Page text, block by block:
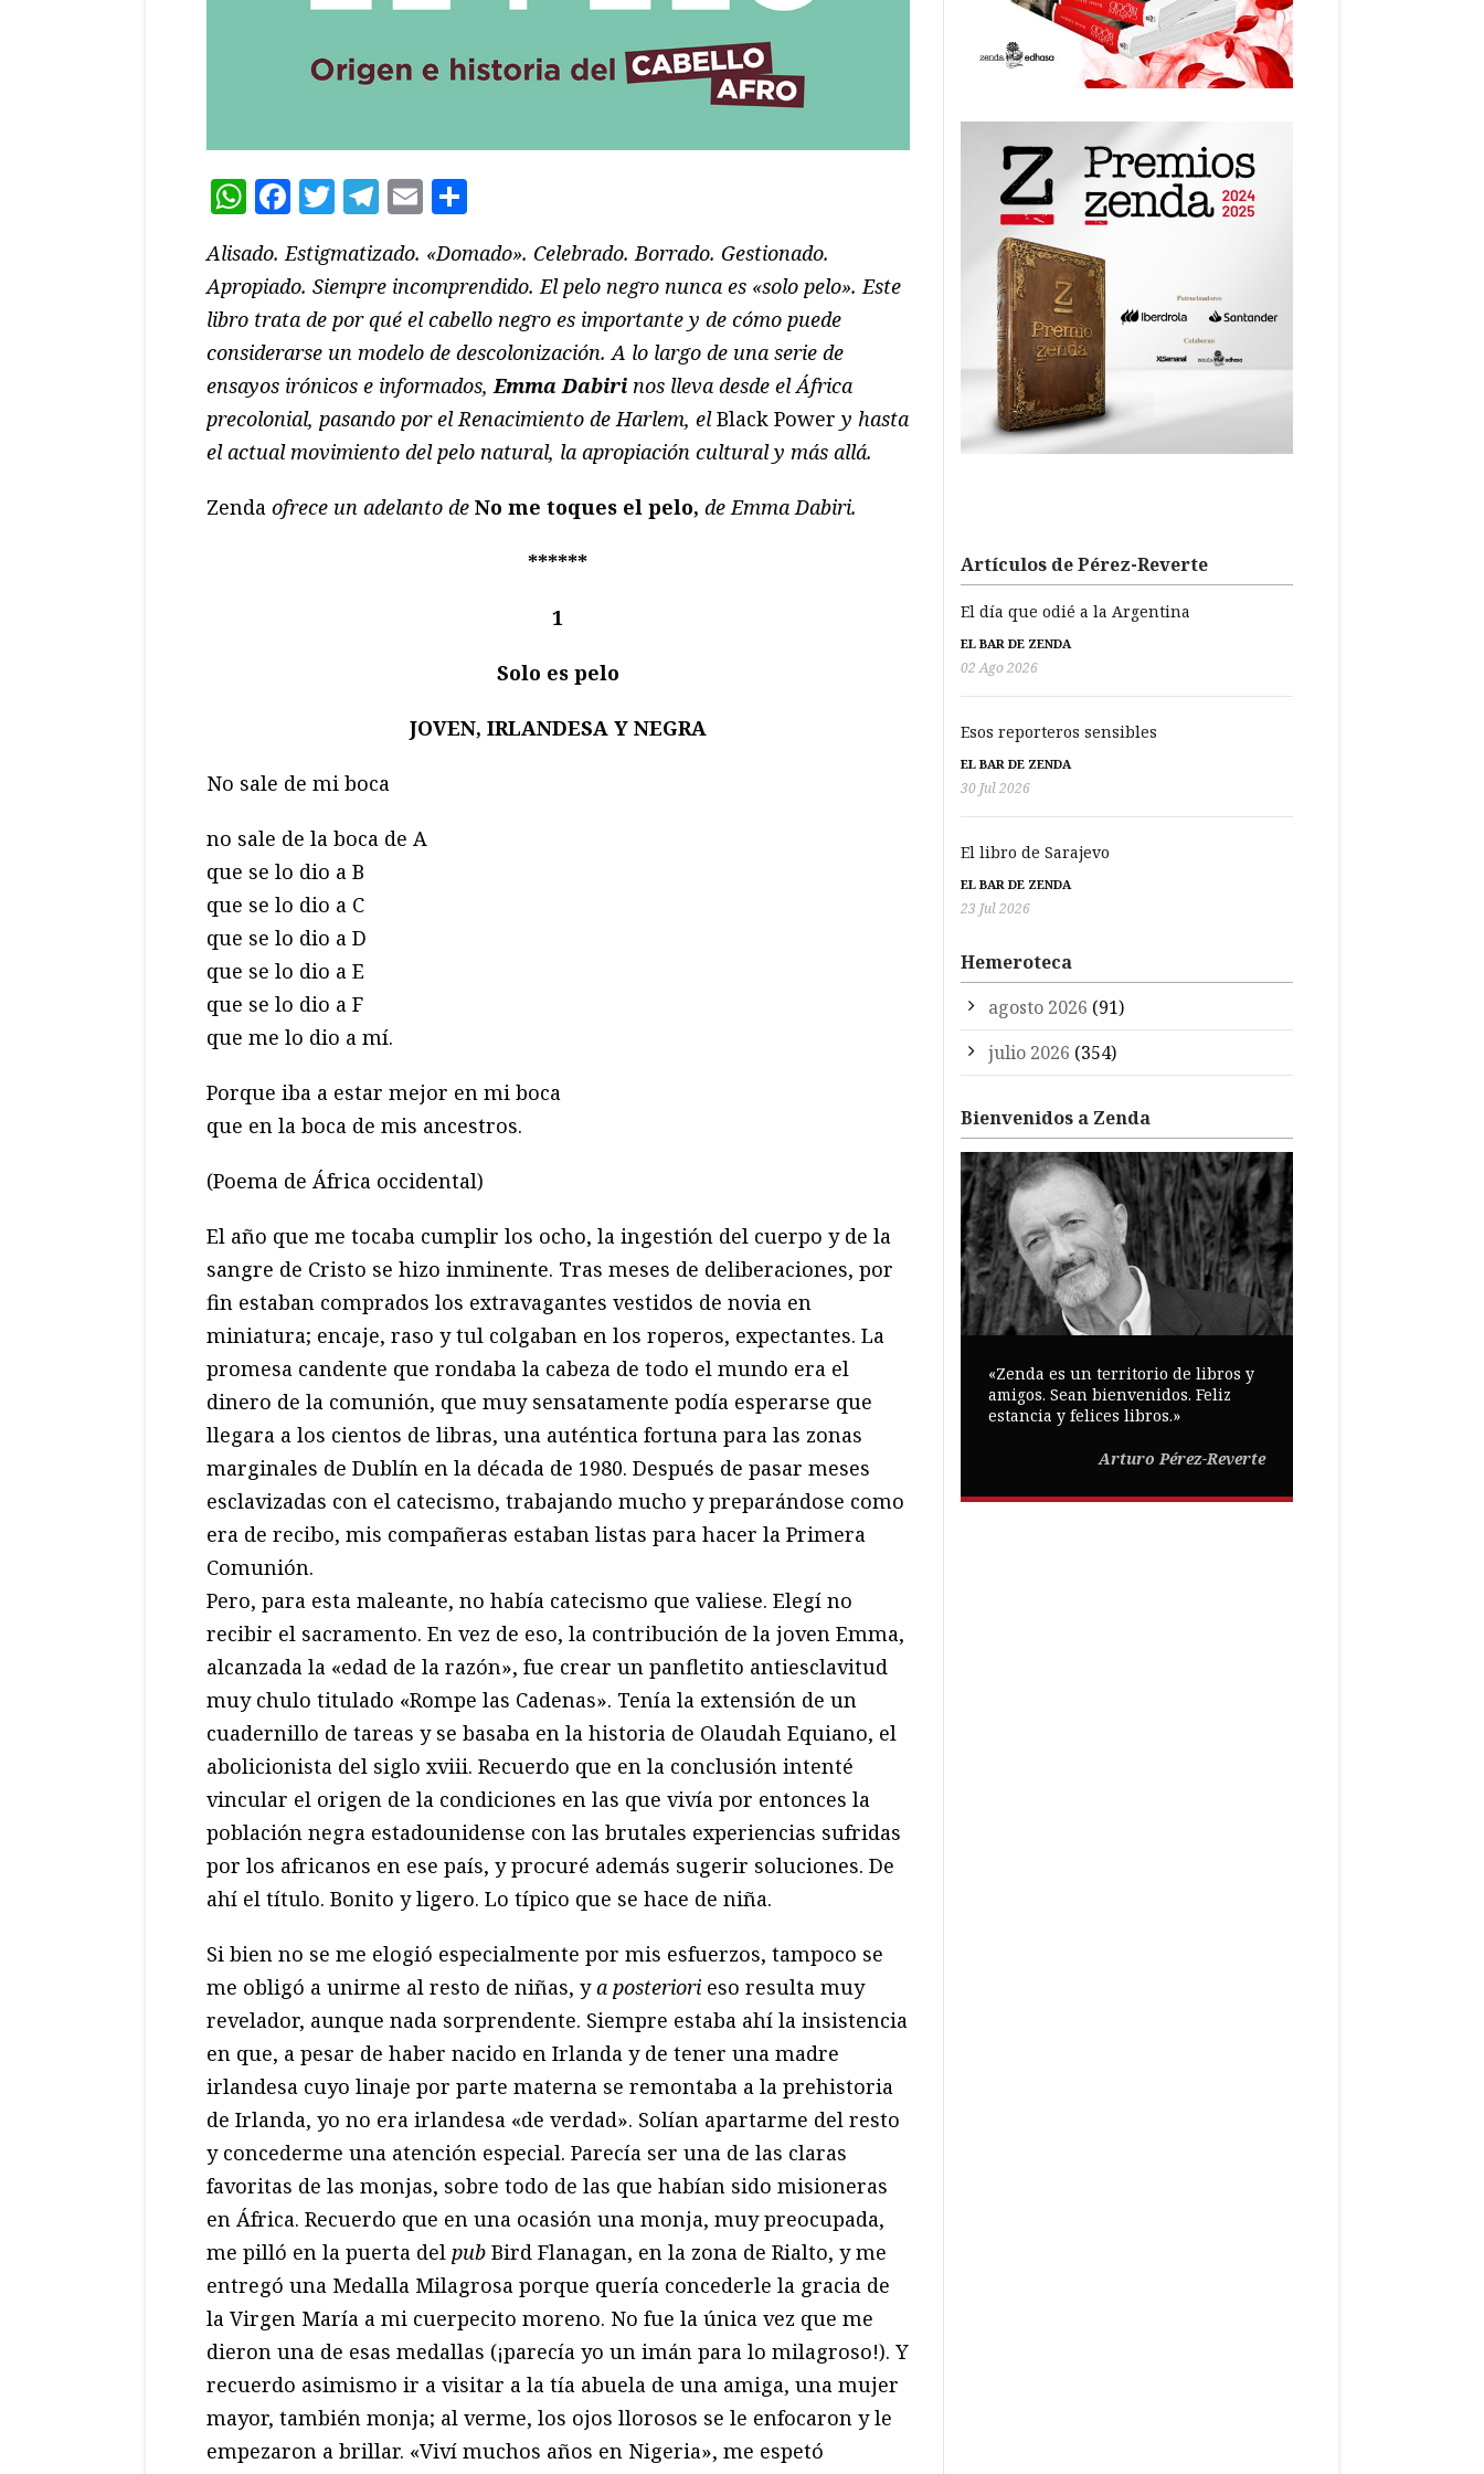
WhatsApp
Facebook
Twitter
Telegram
Email
Alisado. Estigmatizado. «Domado». Celebrado. Borrado. Gestionado.
Apropiado. Siempre incomprendido. El pelo negro nunca es «solo pelo». Este
libro trata de por qué el cabello negro es importante y de cómo puede
considerarse un modelo de descolonización. A lo largo de una serie de
ensayos irónicos e informados,Emma Dabiri nos lleva desde el África
precolonial, pasando por el Renacimiento de Harlem, elBlack Power y hasta
el actual movimiento del pelo natural, la apropiación cultural y más allá.
Zenda ofrece un adelanto de No me toques el pelo, de Emma Dabiri.
******
1
Solo es pelo
JOVEN, IRLANDESA Y NEGRA
No sale de mi boca
no sale de la boca de A
que se lo dio a B
que se lo dio a C
que se lo dio a D
que se lo dio a E
que se lo dio a F
que me lo dio a mí.
Porque iba a estar mejor en mi boca
que en la boca de mis ancestros.
(Poema de África occidental)
El año que me tocaba cumplir los ocho, la ingestión del cuerpo y de la
sangre de Cristo se hizo inminente. Tras meses de deliberaciones, por
fin estaban comprados los extravagantes vestidos de novia en
miniatura; encaje, raso y tul colgaban en los roperos, expectantes. La
promesa candente que rondaba la cabeza de todo el mundo era el
dinero de la comunión, que muy sensatamente podía esperarse que
llegara a los cientos de libras, una auténtica fortuna para las zonas
marginales de Dublín en la década de 1980. Después de pasar meses
esclavizadas con el catecismo, trabajando mucho y preparándose como
era de recibo, mis compañeras estaban listas para hacer la Primera
Comunión.
Pero, para esta maleante, no había catecismo que valiese. Elegí no
recibir el sacramento. En vez de eso, la contribución de la joven Emma,
alcanzada la «edad de la razón», fue crear un panfletito antiesclavitud
muy chulo titulado «Rompe las Cadenas». Tenía la extensión de un
cuadernillo de tareas y se basaba en la historia de Olaudah Equiano, el
abolicionista del siglo xviii. Recuerdo que en la conclusión intenté
vincular el origen de la condiciones en las que vivía por entonces la
población negra estadounidense con las brutales experiencias sufridas
por los africanos en ese país, y procuré además sugerir soluciones. De
ahí el título. Bonito y ligero. Lo típico que se hace de niña.
Si bien no se me elogió especialmente por mis esfuerzos, tampoco se
me obligó a unirme al resto de niñas, ya posteriori eso resulta muy
revelador, aunque nada sorprendente. Siempre estaba ahí la insistencia
en que, a pesar de haber nacido en Irlanda y de tener una madre
irlandesa cuyo linaje por parte materna se remontaba a la prehistoria
de Irlanda, yo no era irlandesa «de verdad». Solían apartarme del resto
y concederme una atención especial. Parecía ser una de las claras
favoritas de las monjas, sobre todo de las que habían sido misioneras
en África. Recuerdo que en una ocasión una monja, muy preocupada,
me pilló en la puerta del pub Bird Flanagan, en la zona de Rialto, y me
entregó una Medalla Milagrosa porque quería concederle la gracia de
la Virgen María a mi cuerpecito moreno. No fue la única vez que me
dieron una de esas medallas (¡parecía yo un imán para lo milagroso!). Y
recuerdo asimismo ir a visitar a la tía abuela de una amiga, una mujer
mayor, también monja; al verme, los ojos llorosos se le enfocaron y le
empezaron a brillar. «Viví muchos años en Nigeria», me espetó
Artículos de Pérez-Reverte
El día que odié a la Argentina
EL BAR DE ZENDA
02 Ago 2026
Esos reporteros sensibles
EL BAR DE ZENDA
30 Jul 2026
El libro de Sarajevo
EL BAR DE ZENDA
23 Jul 2026
Hemeroteca
agosto 2026 (91)
julio 2026 (354)
Bienvenidos a Zenda
«Zenda es un territorio de libros y
amigos. Sean bienvenidos. Feliz
estancia y felices libros.»
Arturo Pérez-Reverte